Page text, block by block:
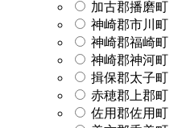
加古郡播磨町
神崎郡市川町
神崎郡福崎町
神崎郡神河町
揖保郡太子町
赤穂郡上郡町
佐用郡佐用町